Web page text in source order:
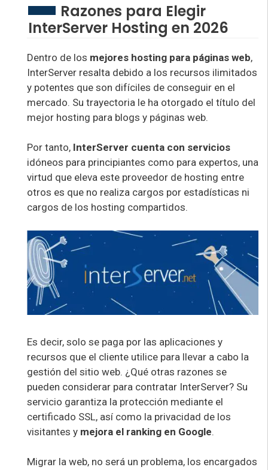
Razones para Elegir
InterServer Hosting en 2026
Dentro de los mejores hosting para páginas web,
InterServer resalta debido a los recursos ilimitados
y potentes que son difíciles de conseguir en el
mercado. Su trayectoria le ha otorgado el título del
mejor hosting para blogs y páginas web.
Por tanto, InterServer cuenta con servicios
idóneos para principiantes como para expertos, una
virtud que eleva este proveedor de hosting entre
otros es que no realiza cargos por estadísticas ni
cargos de los hosting compartidos.
Es decir, solo se paga por las aplicaciones y
recursos que el cliente utilice para llevar a cabo la
gestión del sitio web. ¿Qué otras razones se
pueden considerar para contratar InterServer? Su
servicio garantiza la protección mediante el
certificado SSL, así como la privacidad de los
visitantes y mejora el ranking en Google.
Migrar la web, no será un problema, los encargados